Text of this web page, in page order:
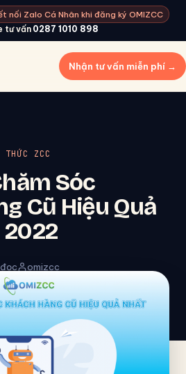
nối Zalo Cá Nhân khi đăng ký OMIZCC
tư vấn 0287 1010 898
Nhận tư vấn miễn phí →
ZCC
Sóc
Cũ Hiệu Quả
omizcc